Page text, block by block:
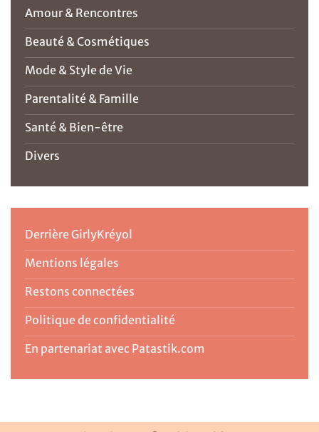
Amour & Rencontres
Beauté & Cosmétiques
Mode & Style de Vie
Parentalité & Famille
Santé & Bien-être
Divers
Derrière GirlyKréyol
Mentions légales
Restons connectées
Politique de confidentialité
En partenariat avec Patastik.com